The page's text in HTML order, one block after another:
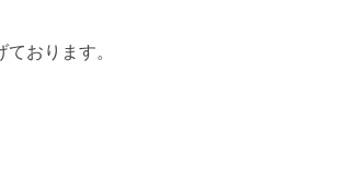
おります。